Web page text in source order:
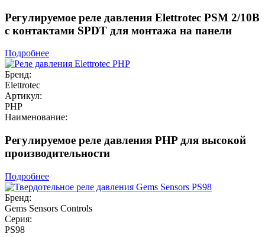
Регулируемое реле давления Elettrotec PSM 2/10B
с контактами SPDT для монтажа на панели
Подробнее
Бренд:
Elettrotec
Артикул:
PHP
Наименование:
Регулируемое реле давления PHP для высокой
производительности
Подробнее
Бренд:
Gems Sensors Controls
Серия:
PS98